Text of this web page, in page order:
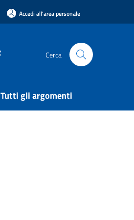
Accedi all'area personale
Cerca
Tutti gli argomenti